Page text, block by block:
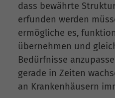
dass bewährte
erfunden werden
ermögliche es,
übernehmen und
Bedürfnisse
gerade in Zeiten
an Krankenhäusern